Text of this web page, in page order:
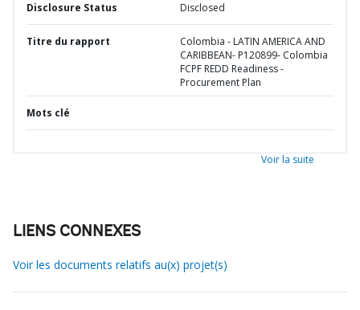
Disclosure Status Disclosed
Titre du rapport
Colombia - LATIN AMERICA AND
CARIBBEAN- P120899- Colombia
FCPF REDD Readiness -
Procurement Plan
Mots clé
Voir la suite
LIENS CONNEXES
Voir les documents relatifs au(x) projet(s)